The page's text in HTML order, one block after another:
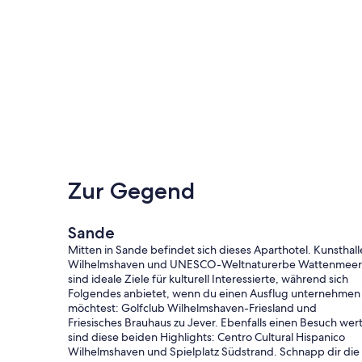
Zur Gegend
Sande
Mitten in Sande befindet sich dieses Aparthotel.
Wilhelmshaven und UNESCO-Weltnaturerbe Wattenmeer
sind ideale Ziele für kulturell Interessierte, während sich
Folgendes anbietet, wenn du einen Ausflug unternehmen
möchtest: Golfclub Wilhelmshaven-Friesland und
Friesisches Brauhaus zu Jever. Ebenfalls einen Besuch wert
sind diese beiden Highlights: Centro Cultural Hispanico
Wilhelmshaven und Spielplatz Südstrand. Schnapp dir die